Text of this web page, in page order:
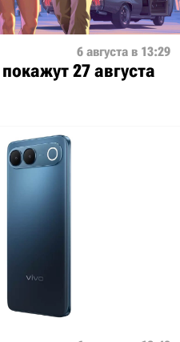
6 августа в 13:29
27 августа